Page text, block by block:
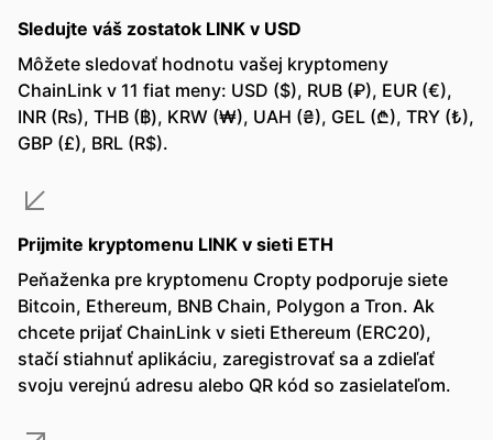
Sledujte váš zostatok LINK v USD
Môžete sledovať hodnotu vašej kryptomeny
ChainLink v 11 fiat meny: USD ($), RUB (₽), EUR (€),
INR (₨), THB (฿), KRW (₩), UAH (₴), GEL (₾), TRY (₺),
GBP (£), BRL (R$).
Prijmite kryptomenu LINK v sieti ETH
Peňaženka pre kryptomenu Cropty podporuje siete
Bitcoin, Ethereum, BNB Chain, Polygon a Tron. Ak
chcete prijať ChainLink v sieti Ethereum (ERC20),
stačí stiahnuť aplikáciu, zaregistrovať sa a zdieľať
svoju verejnú adresu alebo QR kód so zasielateľom.